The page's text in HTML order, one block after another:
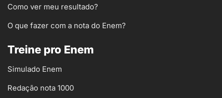
Como ver meu resultado?
O que fazer com a nota do Enem?
Treine pro Enem
Simulado Enem
Redação nota 1000